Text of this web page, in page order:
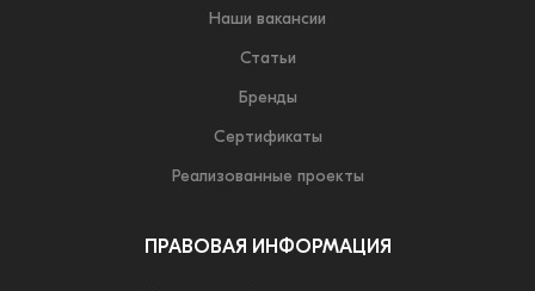
Наши вакансии
Статьи
Бренды
Сертификаты
Реализованные проекты
ПРАВОВАЯ ИНФОРМАЦИЯ